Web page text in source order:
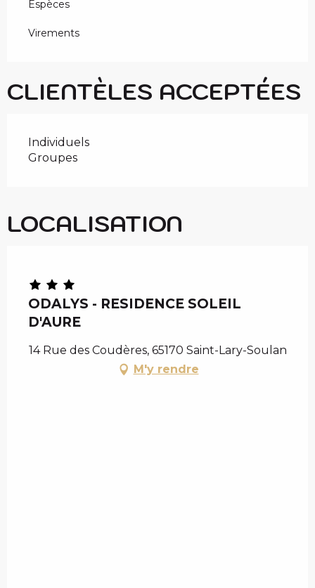
Espèces
Virements
CLIENTÈLES ACCEPTÉES
Individuels
Groupes
LOCALISATION
ODALYS - RESIDENCE SOLEIL
D'AURE
14 Rue des Coudères, 65170 Saint-Lary-Soulan
M'y rendre